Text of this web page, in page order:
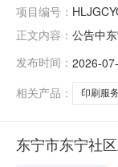
项目编号：
正文内容： 公告中
价相同
市东宁
发布时间： 2026-
相关产品：
印刷服务
东宁市东宁社